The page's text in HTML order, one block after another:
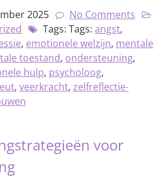
2025
No Comments
Tags: Tags: angst,
, emotionele welzijn, mentale
toestand, ondersteuning,
hulp, psycholoog,
, veerkracht, zelfreflectie-
voor